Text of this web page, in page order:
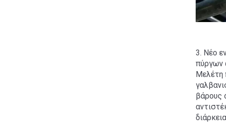
3. Νέο
πύργων
Μελέτη
βάρους